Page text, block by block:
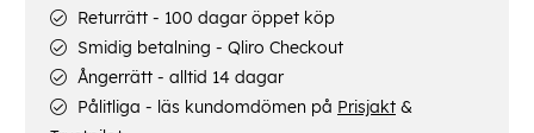
Returrätt - 100 dagar öppet köp
Smidig betalning - Qliro Checkout
Ångerrätt - alltid 14 dagar
Pålitliga - läs kundomdömen på Prisjakt &